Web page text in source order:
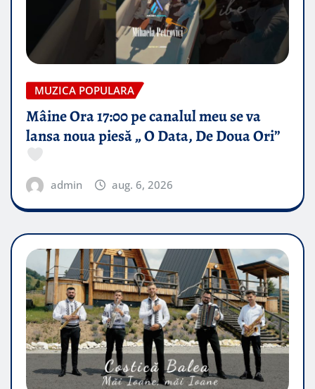
MUZICA POPULARA
Mâine Ora 17:00 pe canalul meu se va
lansa noua piesă „ O Data, De Doua Ori”
admin aug. 6, 2026